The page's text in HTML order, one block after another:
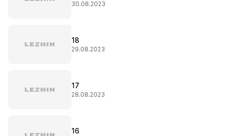
30.08.2023
18
29.08.2023
17
28.08.2023
16